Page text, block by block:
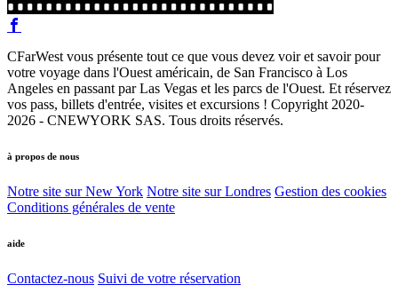
CFarWest vous présente tout ce que vous devez voir et savoir pour
votre voyage dans l'Ouest américain, de San Francisco à Los
Angeles en passant par Las Vegas et les parcs de l'Ouest. Et réservez
vos pass, billets d'entrée, visites et excursions ! Copyright 2020-
2026 - CNEWYORK SAS. Tous droits réservés.
à propos de nous
Notre site sur New York Notre site sur Londres Gestion des cookies
Conditions générales de vente
aide
Contactez-nous Suivi de votre réservation